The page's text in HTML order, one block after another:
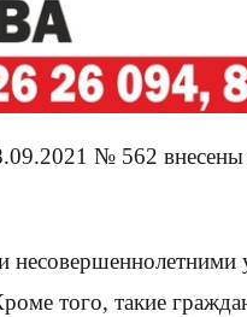
№ 562 внесены
того, такие